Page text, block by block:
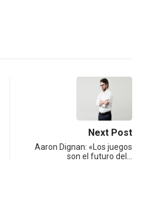
Next Post
Aaron Dignan: «Los juegos
son el futuro del…